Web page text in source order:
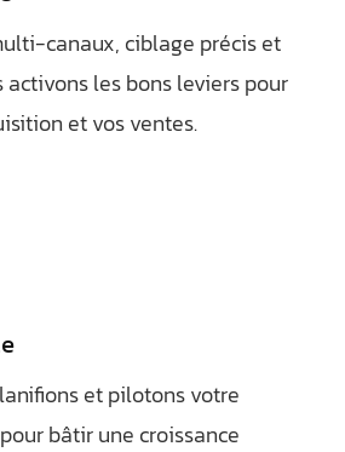
canaux, ciblage précis et
activons les bons leviers pour
et vos ventes.
et pilotons votre
bâtir une croissance